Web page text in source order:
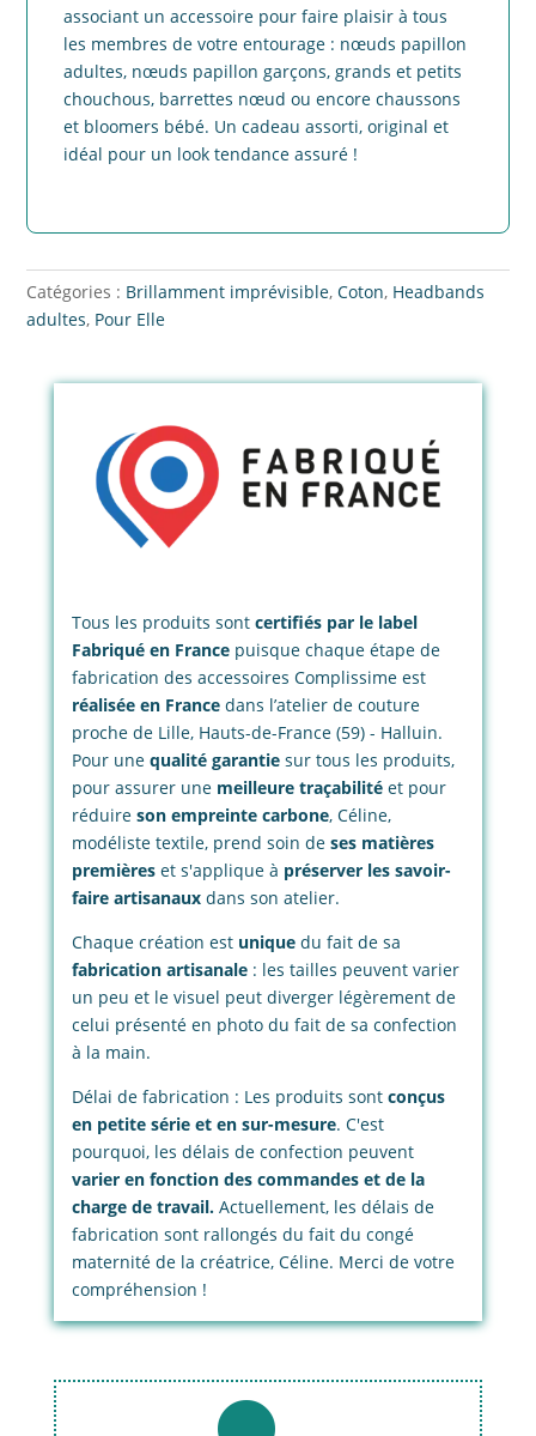
associant un accessoire pour faire plaisir à tous
les membres de votre entourage : nœuds papillon
adultes, nœuds papillon garçons, grands et petits
chouchous, barrettes nœud ou encore chaussons
et bloomers bébé. Un cadeau assorti, original et
idéal pour un look tendance assuré !
Catégories : Brillamment imprévisible,Coton, Headbands
adultes, Pour Elle
Tous les produits sont certifiés par le label
Fabriqué en Francepuisque chaque étape de
fabrication des accessoires Complissime est
réalisée en France dans l’atelier de couture
proche de Lille, Hauts-de-France (59) - Halluin.
Pour unequalité garantiesur tous les produits,
pour assurer une meilleure traçabilitéet pour
réduire son empreinte carbone, Céline,
modéliste textile, prend soin de ses matières
premières et s'applique à préserver les savoir-
faire artisanauxdans son atelier.
Chaque création est uniquedu fait de sa
fabrication artisanale: les tailles peuvent varier
un peu et le visuel peut diverger légèrement de
celui présenté en photo du fait de sa confection
à la main.
Délai de fabrication : Les produits sont conçus
en petite série et en sur-mesure. C'est
pourquoi, les délais de confection peuvent
varier en fonction des commandes et de la
charge de travail.Actuellement, les délais de
fabrication sont rallongés du fait du congé
maternité de la créatrice, Céline. Merci de votre
compréhension !